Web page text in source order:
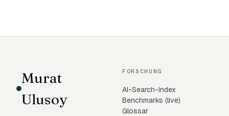
Murat
Ulusoy
FORSCHUNG
AI-Search-Index
Benchmarks (live)
Glossar